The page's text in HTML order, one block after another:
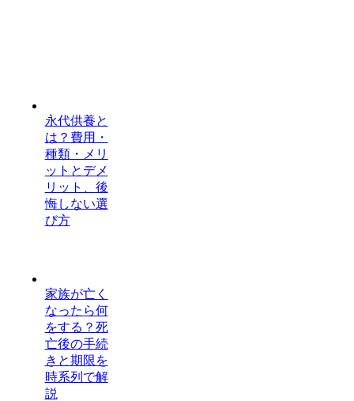
永代供養と
は？費用・
種類・メリ
ットとデメ
リット、後
悔しない選
び方
家族が亡く
なったら何
をする？死
亡後の手続
きと期限を
時系列で解
説